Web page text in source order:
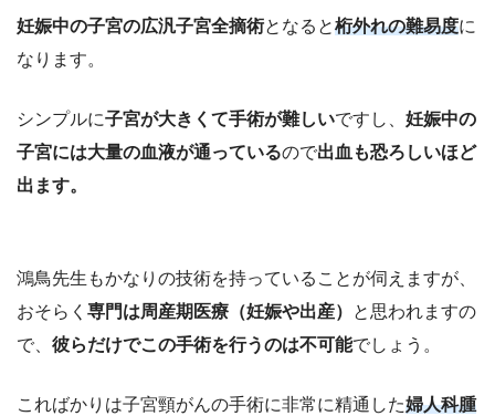
妊娠中の子宮の広汎子宮全摘術となると桁外れの難易度に
なります。
シンプルに子宮が大きくて手術が難しいですし、 妊娠中の
子宮には大量の血液が通っているので出血も恐ろしいほど
出ます。
鴻鳥先生もかなりの技術を持っていることが伺えますが、
おそらく 専門は周産期医療（妊娠や出産）
と思われますの
で、 彼らだけでこの手術を行うのは不可能でしょう。
こればかりは子宮頸がんの手術に非常に精通した婦人科腫